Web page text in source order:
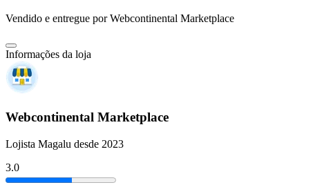
Vendido e entregue por Webcontinental Marketplace
Informações da loja
Webcontinental Marketplace
Lojista Magalu desde 2023
3.0